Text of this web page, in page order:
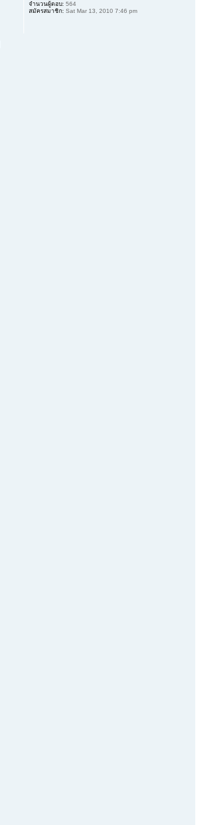
จำนวนผู้ตอบ: 564
สมัครสมาชิก: Sat Mar 13, 2010 7:46 pm